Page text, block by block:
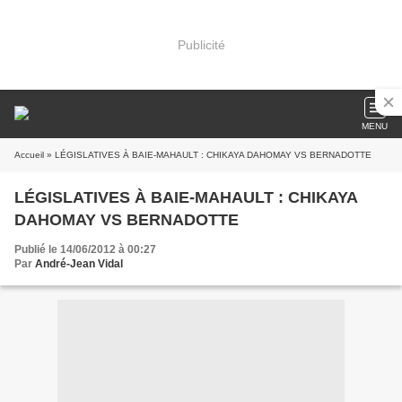
Publicité
MENU
Accueil » LÉGISLATIVES À BAIE-MAHAULT : CHIKAYA DAHOMAY VS BERNADOTTE
LÉGISLATIVES À BAIE-MAHAULT : CHIKAYA
DAHOMAY VS BERNADOTTE
Publié le 14/06/2012 à 00:27
Par André-Jean Vidal